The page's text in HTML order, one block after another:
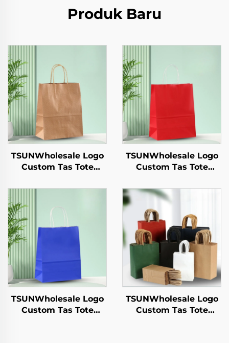
Produk Baru
TSUNWholesale Logo
Custom Tas Tote
Pengambilan
Baru/Christmas
dengan Permukaan
TSUNWholesale Logo
Custom Tas Tote
Permukaan Sablon
untuk Pengiriman
Makanan
Pengambilan Tahun
Baru/Christmas
TSUNWholesale Logo
Custom Tas Tote
TSUNWholesale Logo
Custom Tas Tote